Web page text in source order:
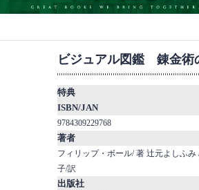
ビジュアル図鑑 錬金術
特典
ISBN/JAN
9784309229768
著者
フィリップ・ボール/ 著 辻元よしふ
子/訳
出版社